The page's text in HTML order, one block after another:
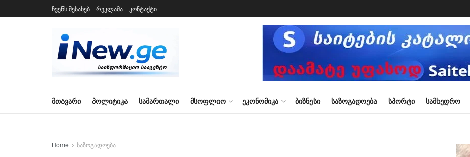
ჩვენს შესახებ რეკლამა კონტაქტი
ᲛᲗᲐᲕᲐᲠᲘ ᲞᲝᲚᲘᲢᲘᲙᲐ ᲡᲐᲛᲐᲠᲗᲐᲚᲘ ᲛᲡᲝᲤᲚᲘᲝ ᲔᲙᲝᲜᲝᲛᲘᲙᲐ ᲑᲘᲖᲜᲔᲡᲘ ᲡᲐᲖᲝᲒᲐᲓᲝᲔᲑᲐ ᲡᲞᲝᲠᲢᲘ ᲡᲐᲛᲮᲔᲓᲠᲝ
Home საზოგადოება